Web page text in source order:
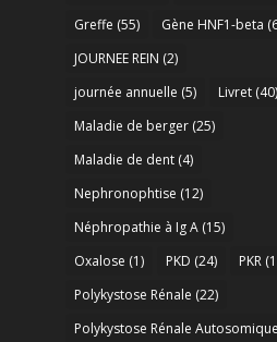
Greffe (55) Gène HNF1-beta
JOURNEE REIN (2)
journée annuelle (5) Livret(40)
Maladie de berger(25)
Maladie de dent(4)
Nephronophtise (12)
Néphropathie à Ig A(15)
Oxalose (1) PKD (24) PKR
Polykystose Rénale (22)
Polykystose Rénale